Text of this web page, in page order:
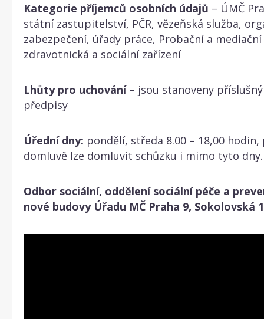
Kategorie příjemců osobních údajů – ÚMČ
státní zastupitelství, PČR, vězeňská služba,
zabezpečení, úřady práce, Probační a
zdravotnická a sociální zařízení
Lhůty pro uchování– jsou stanoveny
předpisy
Úřední dny: pondělí, středa 8.00 – 18,00
domluvě lze domluvit schůzku i mimo tyto dny.
Odbor sociální, oddělení sociální péče a
nové budovy Úřadu MČ Praha 9, Sokolovská